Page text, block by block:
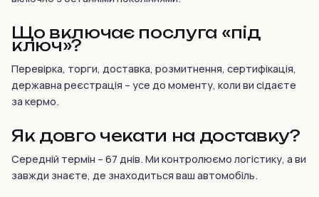
Що включає послуга «під
ключ»?
Перевірка, торги, доставка, розмитнення, сертифікація,
державна реєстрація – усе до моменту, коли ви сідаєте
за кермо.
Як довго чекати на доставку?
Середній термін – 67 днів. Ми контролюємо логістику, а ви
завжди знаєте, де знаходиться ваш автомобіль.